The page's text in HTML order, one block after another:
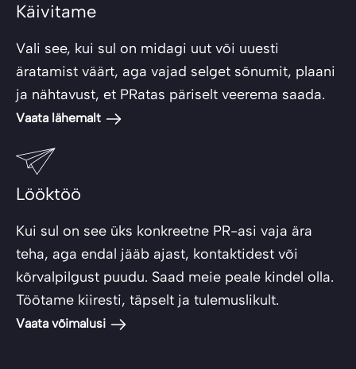
Käivitame
Vali see, kui sul on midagi uut või uuesti
äratamist väärt, aga vajad selget sõnumit, plaani
ja nähtavust, et PRatas päriselt veerema saada.
Vaata lähemalt
Lööktöö
Kui sul on see üks konkreetne PR-asi vaja ära
teha, aga endal jääb ajast, kontaktidest või
kõrvalpilgust puudu. Saad meie peale kindel olla.
Töötame kiiresti, täpselt ja tulemuslikult.
Vaata võimalusi